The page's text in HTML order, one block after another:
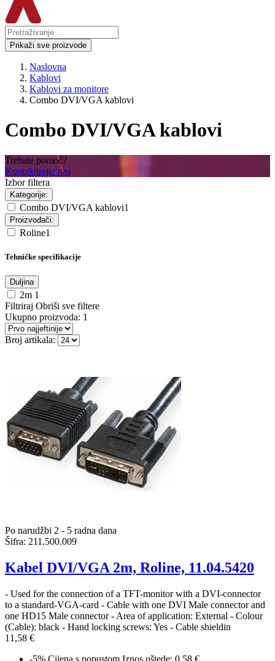
Prikaži sve proizvode
Naslovna
Kablovi
Kablovi za monitore
Combo DVI/VGA kablovi
Combo DVI/VGA kablovi
Trebate pomoć?
Kontaktirajte nas
Izbor filtera
Kategorije:
Combo DVI/VGA kablovi1
Proizvođači:
Roline1
Tehničke specifikacije
Duljina
2m 1
Filtriraj Obriši sve filtere
Ukupno proizvoda: 1
Broj artikala:
Po narudžbi 2 - 5 radna dana
Šifra: 211.500.009
Kabel DVI/VGA 2m, Roline, 11.04.5420
- Used for the connection of a TFT-monitor with a DVI-connector
to a standard-VGA-card - Cable with one DVI Male connector and
one HD15 Male connector - Area of application: External - Colour
(Cable): black - Hand locking screws: Yes - Cable shieldin
11,58 €
-5% Cijena s popustom Iznos uštede: 0.58 €